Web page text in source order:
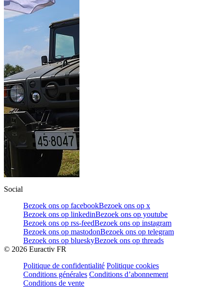
Social
Bezoek ons op facebookBezoek ons op x
Bezoek ons op linkedinBezoek ons op youtube
Bezoek ons op rss-feedBezoek ons op instagram
Bezoek ons op mastodonBezoek ons op telegram
Bezoek ons op blueskyBezoek ons op threads
© 2026 Euractiv FR
Politique de confidentialité Politique cookies
Conditions générales Conditions d’abonnement
Conditions de vente